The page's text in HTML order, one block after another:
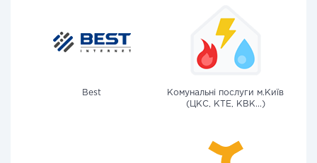
Best
Комунальні послуги м.Київ
(ЦКС, КТЕ, КВК...)